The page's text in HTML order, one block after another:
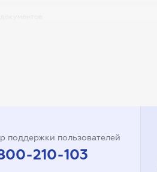
поддержки пользователей
210-103